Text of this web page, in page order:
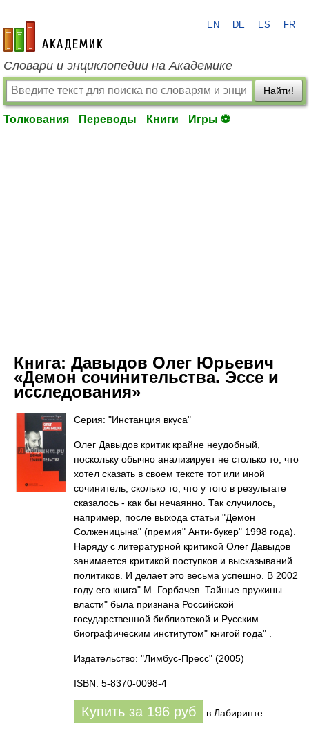
academic.ru
EN DE ES FR
Словари и энциклопедии на Академике
Найти!
Толкования Переводы Книги Игры ⚽
Книга: Давыдов Олег Юрьевич
«Демон сочинительства. Эссе и
исследования»
Серия: "Инстанция вкуса"
Олег Давыдов критик крайне неудобный,
поскольку обычно анализирует не столько то, что
хотел сказать в своем тексте тот или иной
сочинитель, сколько то, что у того в результате
сказалось - как бы нечаянно. Так случилось,
например, после выхода статьи "Демон
Солженицына" (премия" Анти-букер" 1998 года).
Наряду с литературной критикой Олег Давыдов
занимается критикой поступков и высказываний
политиков. И делает это весьма успешно. В 2002
году его книга" М. Горбачев. Тайные пружины
власти" была признана Российской
государственной библиотекой и Русским
биографическим институтом" книгой года" .
Издательство: "Лимбус-Пресс" (2005)
ISBN: 5-8370-0098-4
Купить за 196 руб в Лабиринте